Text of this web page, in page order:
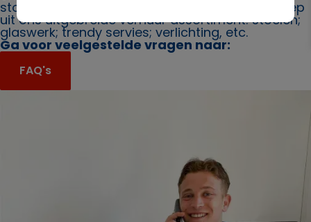
stoel het beste bij uw evenement past. Een greep
uit ons uitgebreide verhuur assortiment: stoelen;
glaswerk; trendy servies; verlichting, etc.
Ga voor veelgestelde vragen naar:
FAQ's